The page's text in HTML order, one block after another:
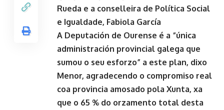
Rueda e a conselleira de Política Social
e Igualdade, Fabiola García
A Deputación de Ourense é a “única
administración provincial galega que
sumou o seu esforzo” a este plan, dixo
Menor, agradecendo o compromiso real
coa provincia amosado pola Xunta, xa
que o 65 % do orzamento total desta